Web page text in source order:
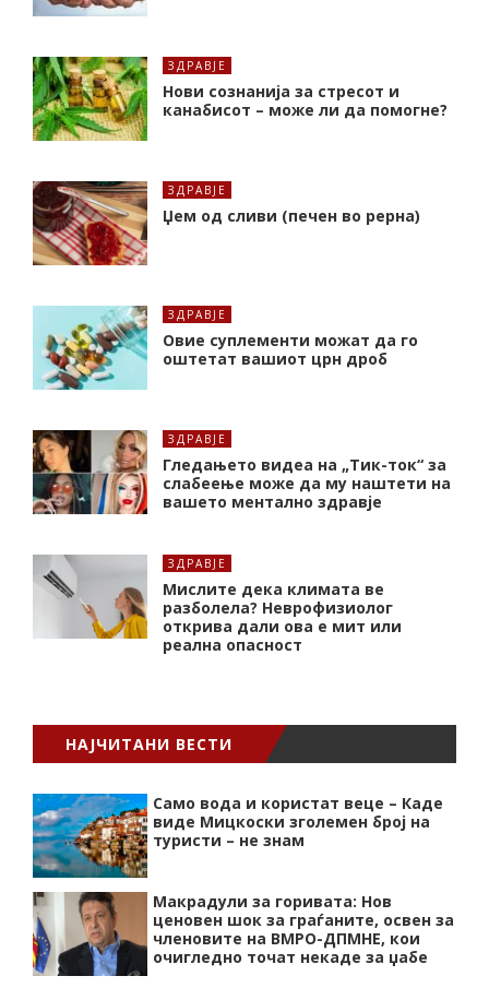
ЗДРАВЈЕ
Нови сознанија за стресот и
канабисот – може ли да помогне?
ЗДРАВЈЕ
Џем од сливи (печен во рерна)
ЗДРАВЈЕ
Oвие суплементи можат да го
оштетат вашиот црн дроб
ЗДРАВЈЕ
Гледањето видеа на „Тик-ток“ за
слабеење може да му наштети на
вашето ментално здравје
ЗДРАВЈЕ
Мислите дека климата ве
разболела? Неврофизиолог
открива дали ова е мит или
реална опасност
НАЈЧИТАНИ ВЕСТИ
Само вода и користат веце – Каде
виде Мицкоски зголемен број на
туристи – не знам
Макрадули за горивата: Нов
ценовен шок за граѓаните, освен за
членовите на ВМРО-ДПМНЕ, кои
очигледно точат некаде за џабе